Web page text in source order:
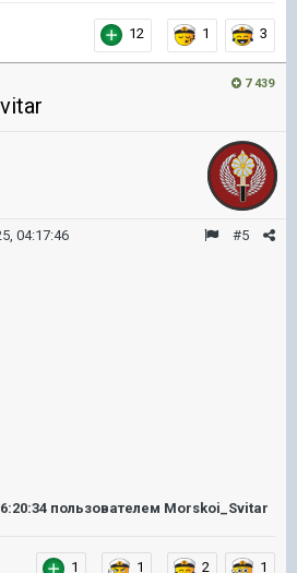
12 1 3
7 439
#5
04:17:46
пользователем Morskoi_Svitar
1 1 2 1